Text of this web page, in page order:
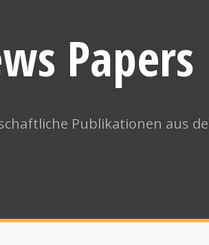
Papers
Publikationen aus